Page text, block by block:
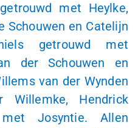
met Heylke,
Schouwen en Catelijn
getrouwd met
der Schouwen en
van der Wynden
Willemke, Hendrick
Josyntie. Allen